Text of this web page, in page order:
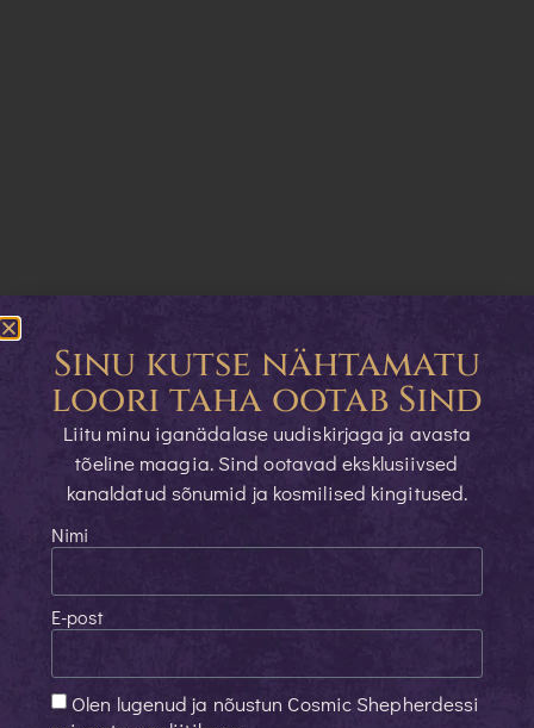
Sinu kutse nähtamatu
loori taha ootab Sind
Liitu minu iganädalase uudiskirjaga ja avasta
tõeline maagia. Sind ootavad eksklusiivsed
kanaldatud sõnumid ja kosmilised kingitused.
Nimi
E-post
Olen lugenud ja nõustun Cosmic Shepherdessi